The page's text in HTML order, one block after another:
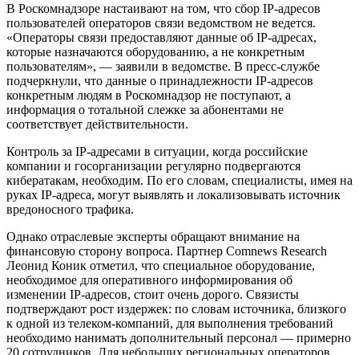
В Роскомнадзоре настаивают на том, что сбор IP-адресов
пользователей операторов связи ведомством не ведется.
«Операторы связи предоставляют данные об IP-адресах,
которые назначаются оборудованию, а не конкретным
пользователям», — заявили в ведомстве. В пресс-службе
подчеркнули, что данные о принадлежности IP-адресов
конкретным людям в Роскомнадзор не поступают, а
информация о тотальной слежке за абонентами не
соответствует действительности.
Контроль за IP-адресами в ситуации, когда российские
компании и госорганизации регулярно подвергаются
кибератакам, необходим. По его словам, специалисты, имея на
руках IP-адреса, могут выявлять и локализовывать источник
вредоносного трафика.
Однако отраслевые эксперты обращают внимание на
финансовую сторону вопроса. Партнер Comnews Research
Леонид Коник отметил, что специальное оборудование,
необходимое для оперативного информирования об
изменении IP-адресов, стоит очень дорого. Связисты
подтверждают рост издержек: по словам источника, близкого
к одной из телеком-компаний, для выполнения требований
необходимо нанимать дополнительный персонал — примерно
20 сотрудников. Для небольших региональных операторов